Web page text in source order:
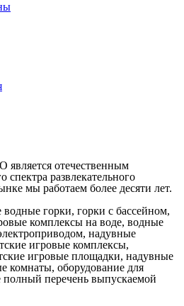
отечественным
спектра развлекательного
мы работаем более десяти лет.
горки, горки с бассейном,
комплексы на воде, водные
надувные
игровые комплексы,
игровые площадки, надувные
комнаты, оборудование для
полный перечень выпускаемой